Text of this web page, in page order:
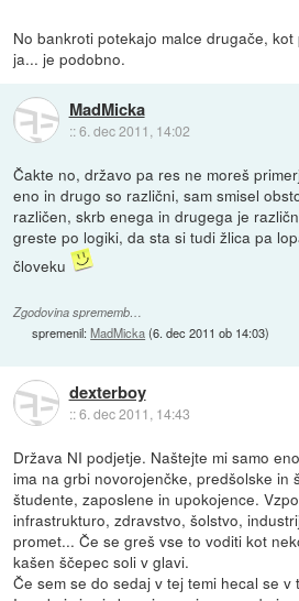
No bankroti potekajo malce drugače,
ja... je podobno.
MadMicka
::6. dec 2011, 14:02
Čakte no, državo pa res ne moreš
eno in drugo so različni, sam smisel
različen, skrb enega in drugega je
greste po logiki, da sta si tudi žlica pa
človeku
Zgodovina sprememb…
spremenil:MadMicka(6. dec 2011 ob 14:03)
dexterboy
::6. dec 2011, 14:43
Država NI podjetje. Naštejte mi samo
ima na grbi novorojenčke, predšolske in
študente, zaposlene in upokojence.
infrastrukturo, zdravstvo, šolstvo,
promet... Če se greš vse to voditi kot
kašen ščepec soli v glavi.
Če sem se do sedaj v tej temi hecal se v